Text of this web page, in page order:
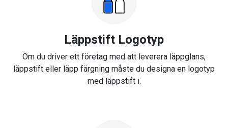
Läppstift Logotyp
Om du driver ett företag med att leverera läppglans,
läppstift eller läpp färgning måste du designa en logotyp
med läppstift i.